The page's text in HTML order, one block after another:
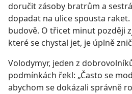
doručit zásoby bratrům a
dopadat na ulice spousta raket.
budově. O třicet minut později
které se chystal jet, je úplně
Volodymyr, jeden z
podmínkách řekl: „Často se
abychom se dokázali správně